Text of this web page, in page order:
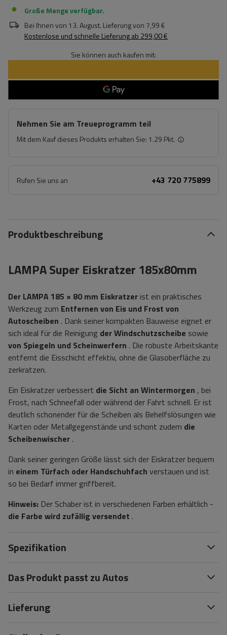
Große Menge verfügbar
Bei Ihnen von 13. August. Lieferung von 7,99 €
Kostenlose und schnelle Lieferungab 299,00 €
Sie können auch kaufen mit:
Nehmen Sie am Treueprogramm teil
Mit dem Kauf dieses Produkts erhalten Sie: 1.29 Pkt.
Rufen Sie uns an +43 720 775899
Produktbeschreibung
LAMPA Super Eiskratzer 185x80mm
Der LAMPA 185 × 80 mm Eiskratzer ist ein praktisches
Werkzeug zum Entfernen von Eis und Frost von
Autoscheiben . Dank seiner kompakten Bauweise eignet er
sich ideal für die Reinigung der Windschutzscheibe sowie
von Spiegeln und Scheinwerfern . Die robuste Arbeitskante
entfernt die Eisschicht effektiv, ohne die Glasoberfläche zu
zerkratzen.
Ein Eiskratzer verbessert die Sicht an Wintermorgen , bei
Frost, nach Schneefall oder während der Fahrt schnell. Er ist
deutlich schonender für die Scheiben als Behelfslösungen wie
Karten oder Metallgegenstände und schont zudem die
Scheibenwischer .
Dank seiner geringen Größe lässt sich der Eiskratzer bequem
in einem Türfach oder Handschuhfach verstauen und ist
so bei Bedarf immer griffbereit.
Hinweis: Der Schaber ist in verschiedenen Farben erhältlich -
die Farbe wird zufällig versendet .
Spezifikation
Das Produkt passt zu Autos
Lieferung